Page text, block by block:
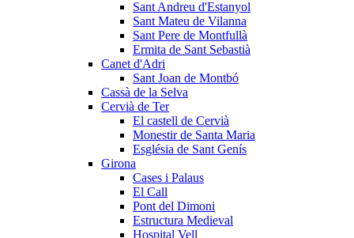
Sant Andreu d'Estanyol
Sant Mateu de Vilanna
Sant Pere de Montfullà
Ermita de Sant Sebastià
Canet d'Adri
Sant Joan de Montbó
Cassà de la Selva
Cervià de Ter
El castell de Cervià
Monestir de Santa Maria
Església de Sant Genís
Girona
Cases i Palaus
El Call
Pont del Dimoni
Estructura Medieval
Hospital Vell